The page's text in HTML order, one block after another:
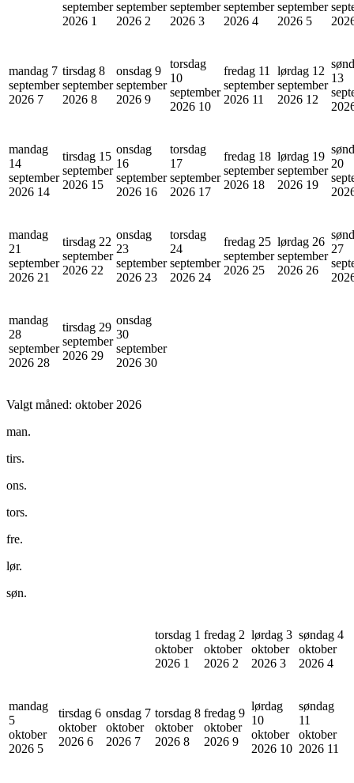
september
2026 1
september
2026 2
september
2026 3
september
2026 4
september
2026 5
mandag 7
september
2026 7
tirsdag 8
september
2026 8
onsdag 9
september
2026 9
torsdag
10
september
2026 10
fredag 11
september
2026 11
lørdag 12
september
2026 12
13
mandag
14
september
2026 14
tirsdag 15
september
2026 15
onsdag
16
september
2026 16
torsdag
17
september
2026 17
fredag 18
september
2026 18
lørdag 19
september
2026 19
20
mandag
21
september
2026 21
tirsdag 22
september
2026 22
onsdag
23
september
2026 23
torsdag
24
september
2026 24
fredag 25
september
2026 25
lørdag 26
september
2026 26
27
mandag
28
september
2026 28
tirsdag 29
september
2026 29
onsdag
30
september
2026 30
Valgt måned: oktober 2026
man.
tirs.
ons.
tors.
fre.
lør.
søn.
torsdag 1
oktober
2026 1
fredag 2
oktober
2026 2
lørdag 3
oktober
2026 3
søndag 4
oktober
2026 4
mandag
5
oktober
2026 5
tirsdag 6
oktober
2026 6
onsdag 7
oktober
2026 7
torsdag 8
oktober
2026 8
fredag 9
oktober
2026 9
lørdag
10
oktober
2026 10
søndag
11
oktober
2026 11